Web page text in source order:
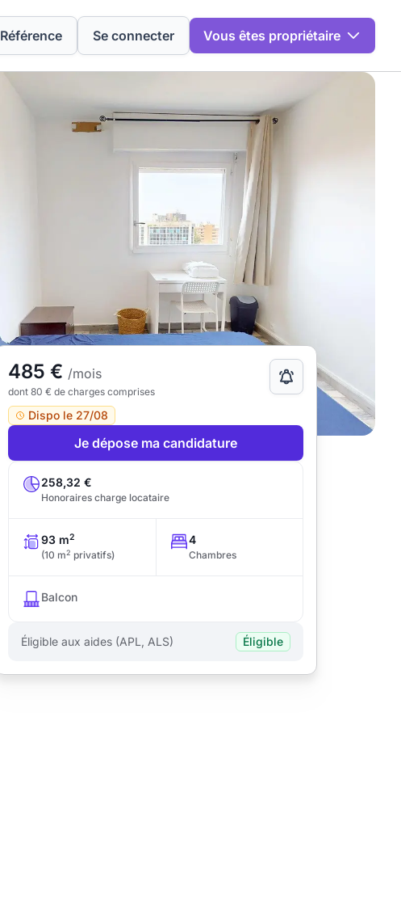
Référence Se connecter Vous êtes propriétaire
485 € /mois
dont 80 € de charges comprises
Dispo le 27/08
Je dépose ma candidature
258,32 €
Honoraires charge locataire
93 m2
(10 m2 privatifs)
4
Chambres
Balcon
Éligible aux aides (APL, ALS) Éligible